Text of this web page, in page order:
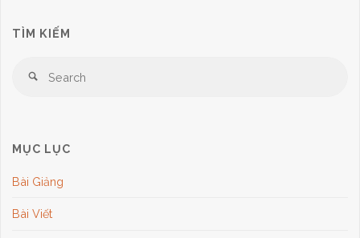
TÌM KIẾM
Search
MỤC LỤC
Bài Giảng
Bài Viết